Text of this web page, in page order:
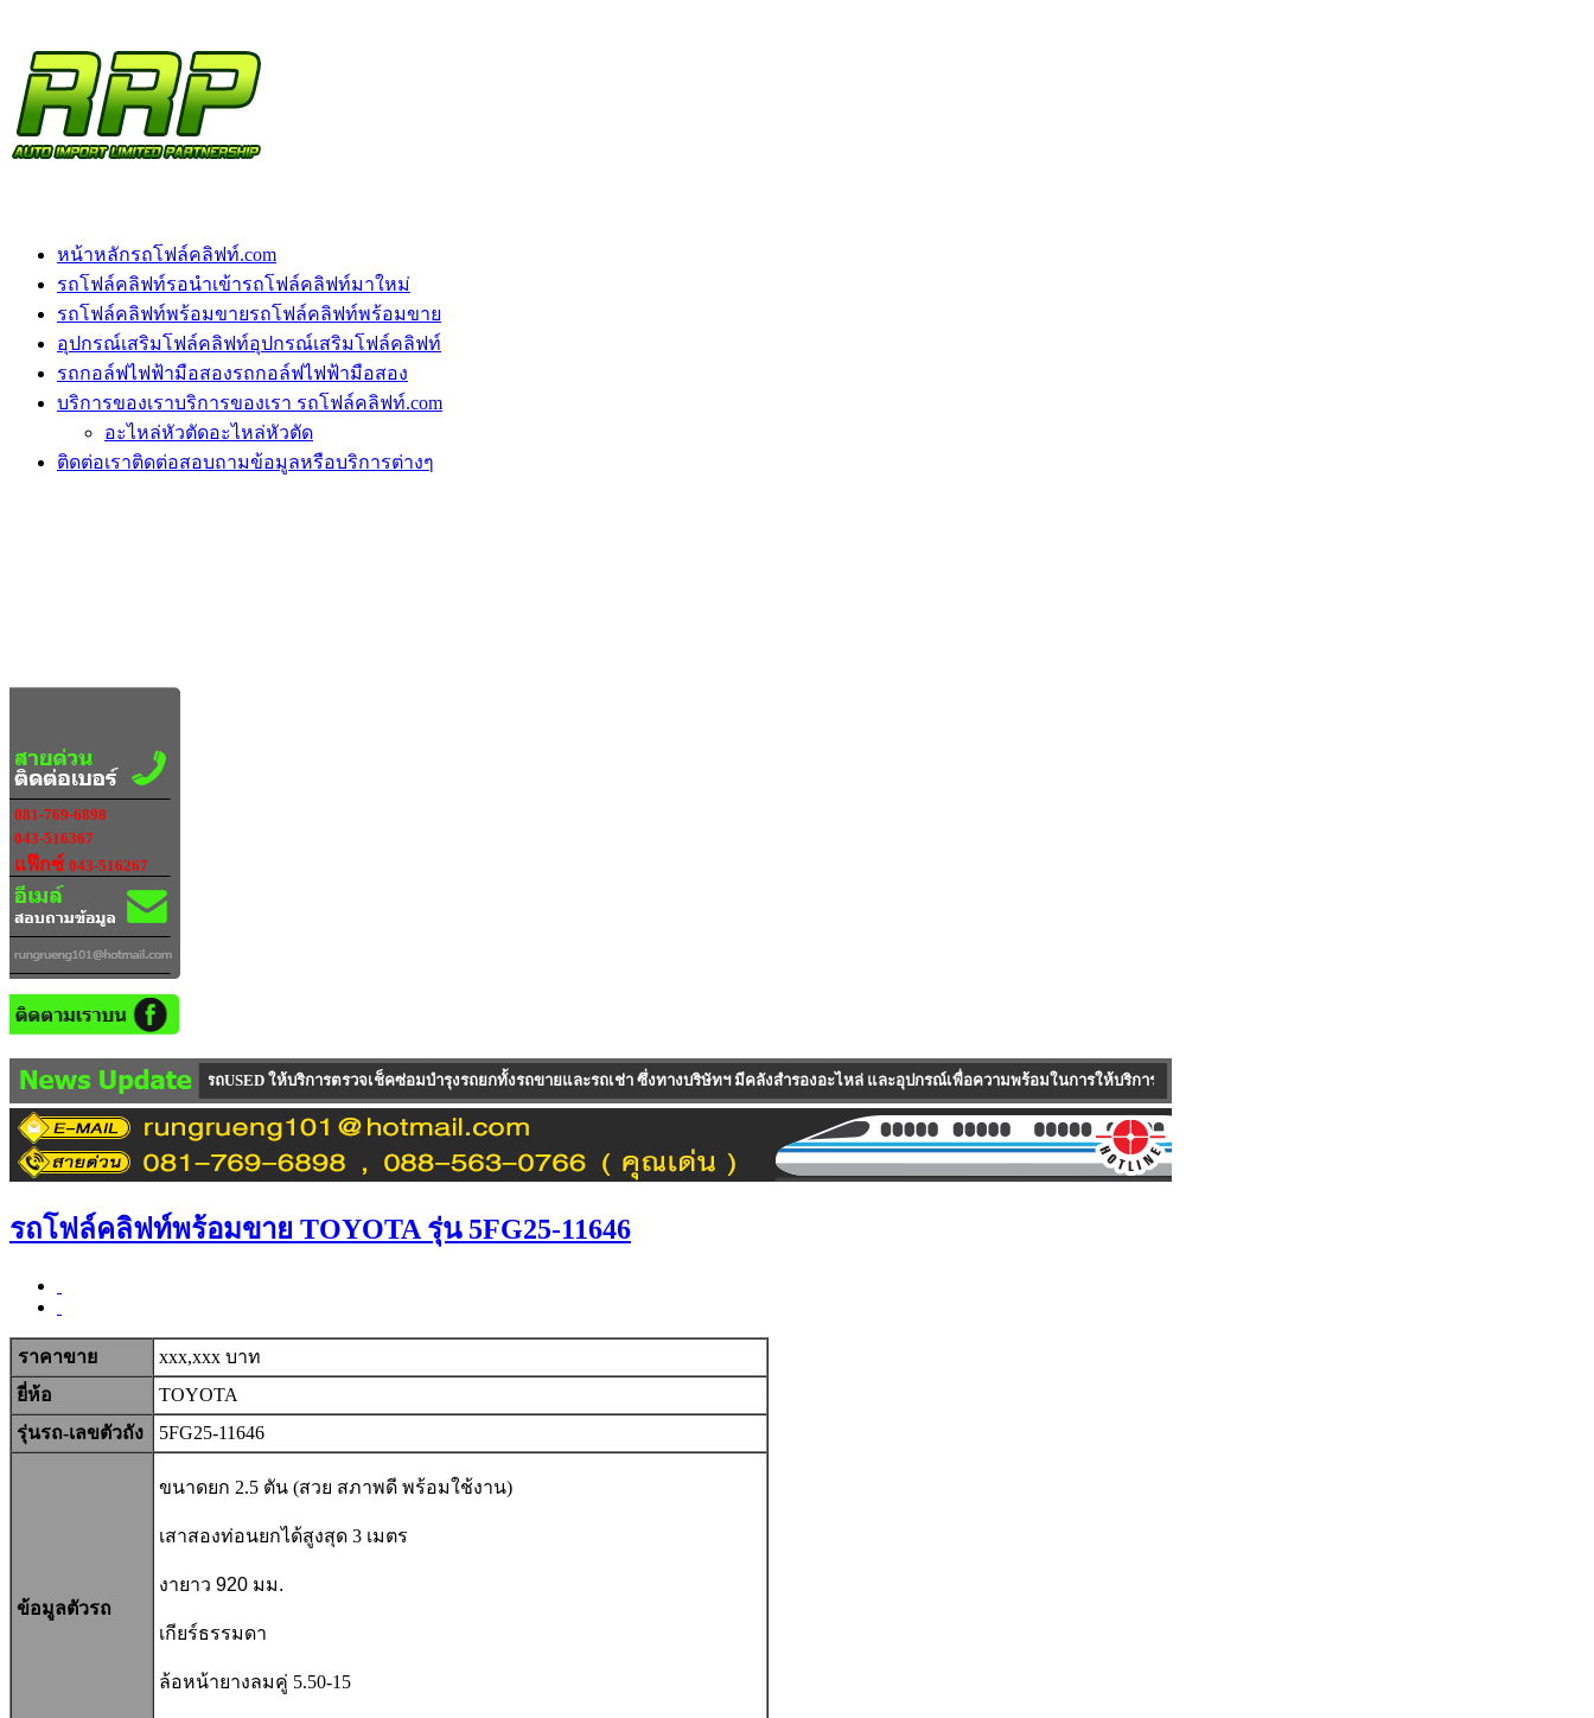
หน้าหลักรถโฟล์คลิฟท์.com
รถโฟล์คลิฟท์รอนำเข้ารถโฟล์คลิฟท์มาใหม่
รถโฟล์คลิฟท์พร้อมขายรถโฟล์คลิฟท์พร้อมขาย
อุปกรณ์เสริมโฟล์คลิฟท์อุปกรณ์เสริมโฟล์คลิฟท์
รถกอล์ฟไฟฟ้ามือสองรถกอล์ฟไฟฟ้ามือสอง
บริการของเราบริการของเรา รถโฟล์คลิฟท์.com
อะไหล่หัวตัดอะไหล่หัวตัด
ติดต่อเราติดต่อสอบถามข้อมูลหรือบริการต่างๆ
081-769-6898
043-516367
แฟ๊กซ์ 043-516267
ใหม่100 % และ รถUSED ให้บริการตรวจเช็คซ่อมบำรุงรถยกทั้งรถขายและรถเช่า ซึ่งทางบริษัทฯ มีคลังสำรองอะไหล่ และอุปกรณ์เพื่อความพร้อมในการให้บริการแก่ลูกค้า บริษัทมีบริการรถ Mobile Service ซึ่งเป็นรถพร้อมอุปกรณ์ครบครั
รถโฟล์คลิฟท์พร้อมขาย TOYOTA รุ่น 5FG25-11646
ราคาขาย
xxx,xxx บาท
ยี่ห้อ
TOYOTA
รุ่นรถ-เลขตัวถัง
5FG25-11646
ข้อมูลตัวรถ
ขนาดยก 2.5 ตัน (สวย สภาพดี พร้อมใช้งาน)
เสาสองท่อนยกได้สูงสุด 3 เมตร
งายาว 920 มม.
เกียร์ธรรมดา
ล้อหน้ายางลมคู่ 5.50-15